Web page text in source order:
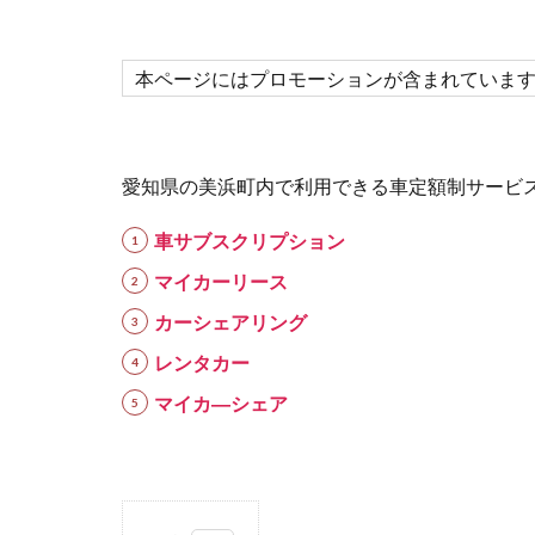
本ページにはプロモーションが含まれています
愛知県の美浜町内で利用できる車定額制サービ
車サブスクリプション
マイカーリース
カーシェアリング
レンタカー
マイカ―シェア